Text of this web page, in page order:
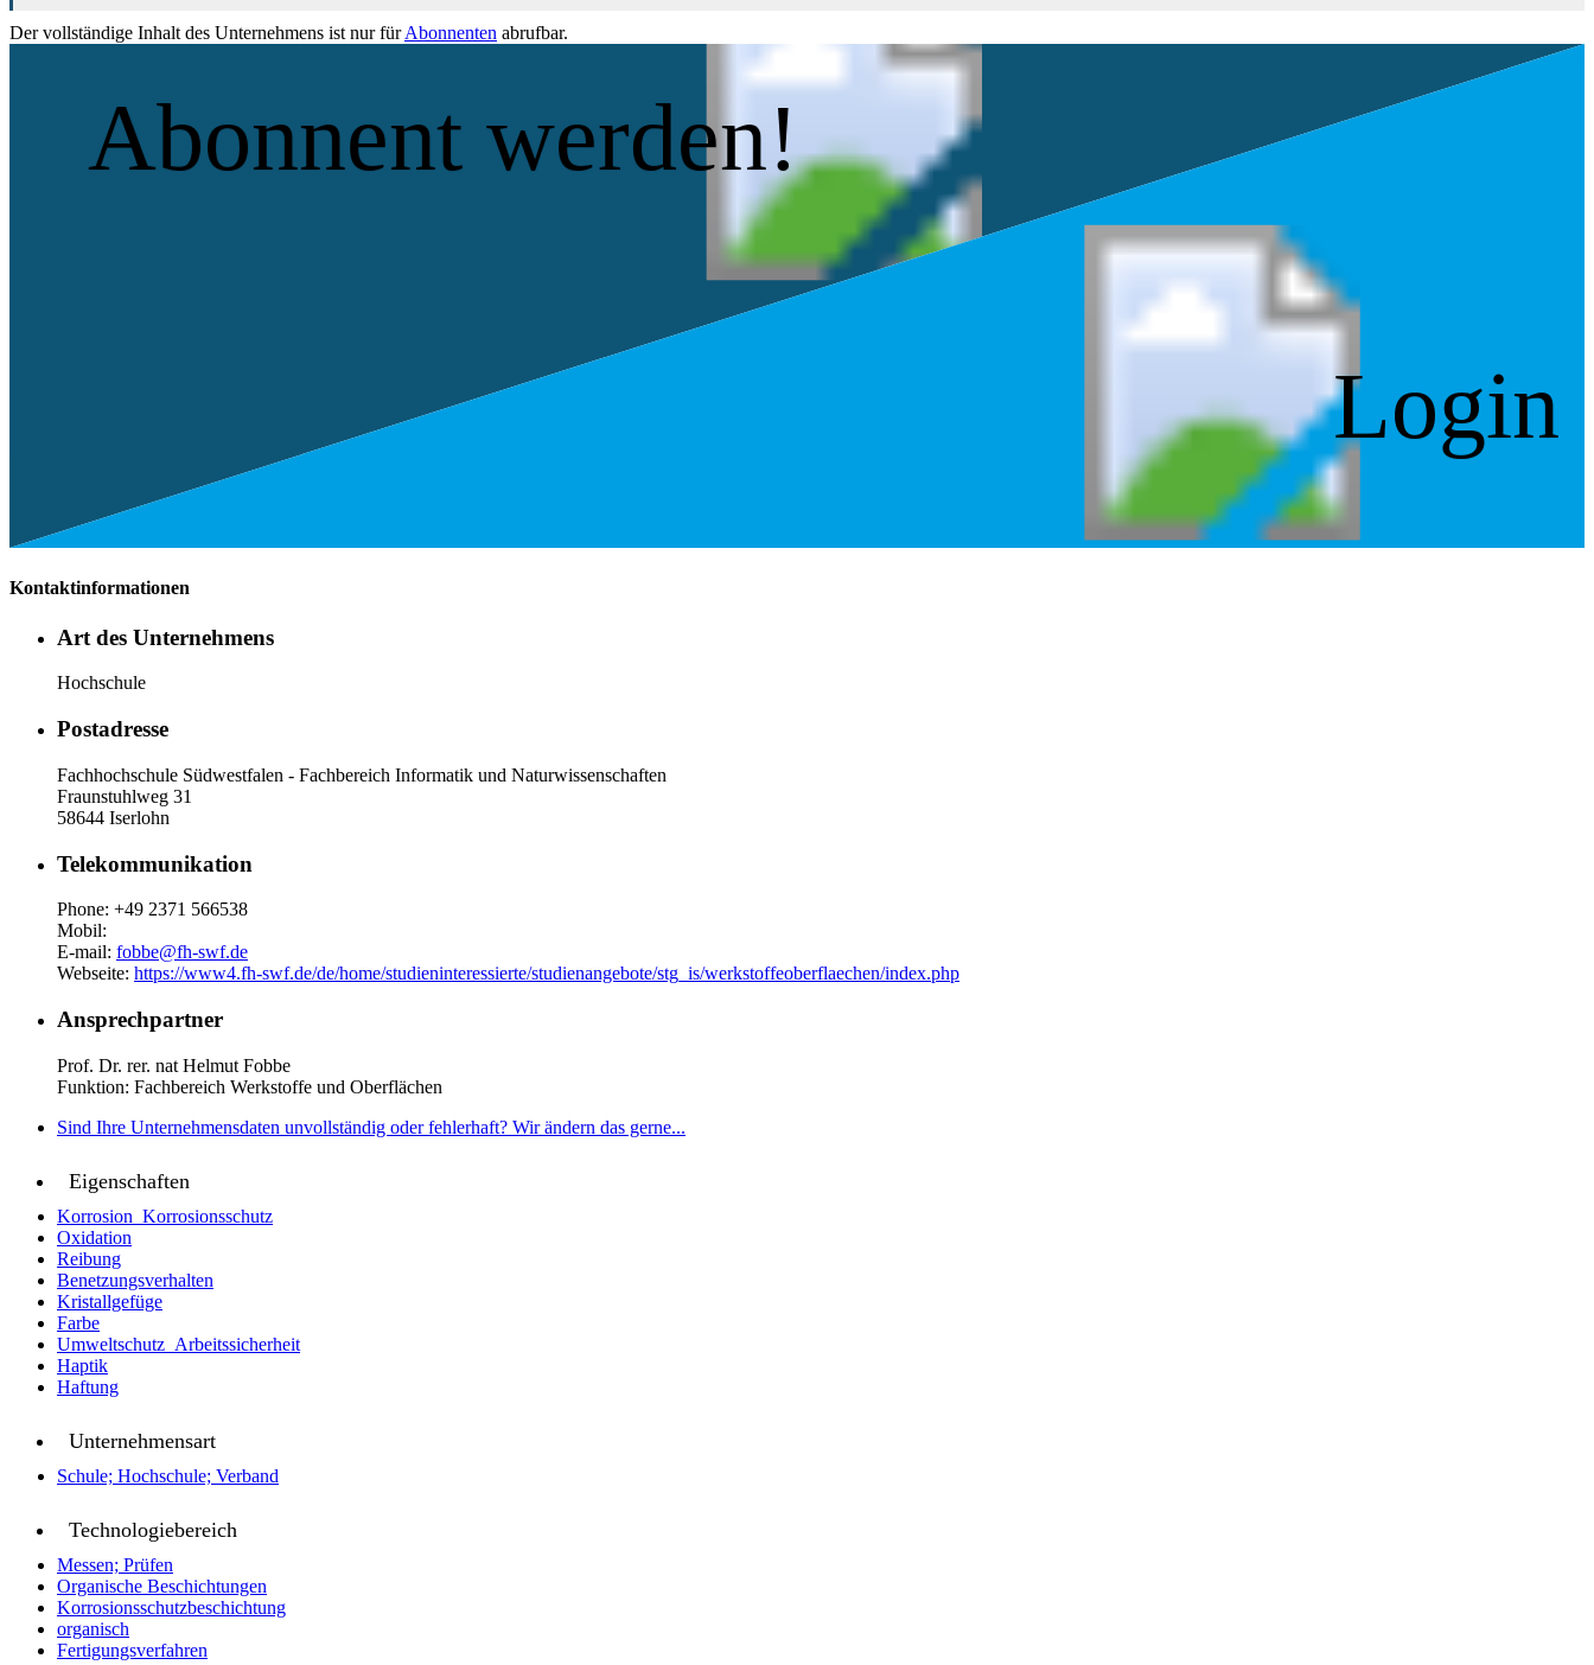
Der vollständige Inhalt des Unternehmens ist nur fürAbonnenten abrufbar.
Abonnent werden!
Login
Kontaktinformationen
Art des Unternehmens
Hochschule
Postadresse
Fachhochschule Südwestfalen - Fachbereich Informatik und Naturwissenschaften
Fraunstuhlweg 31
58644 Iserlohn
Telekommunikation
Phone: +49 2371 566538
Mobil:
E-mail: fobbe@fh-swf.de
Webseite: https://www4.fh-swf.de/de/home/studieninteressierte/studienangebote/stg_is/werkstoffeoberflaechen/index.php
Ansprechpartner
Prof. Dr. rer. nat Helmut Fobbe
Funktion: Fachbereich Werkstoffe und Oberflächen
Sind Ihre Unternehmensdaten unvollständig oder fehlerhaft? Wir ändern das gerne...
Eigenschaften
Korrosion_Korrosionsschutz
Oxidation
Reibung
Benetzungsverhalten
Kristallgefüge
Farbe
Umweltschutz_Arbeitssicherheit
Haptik
Haftung
Unternehmensart
Schule; Hochschule; Verband
Technologiebereich
Messen; Prüfen
Organische Beschichtungen
Korrosionsschutzbeschichtung
organisch
Fertigungsverfahren